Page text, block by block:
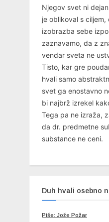
Njegov svet ni
je oblikoval s
izobrazba sebe
zaznavamo, da z
vendar sveta ne
Tisto, kar gre
hvali samo
svet ga enostavno
bi najbrž izrekel
Tega pa ne izraža,
da dr. predmetne
substance ne ceni.
Duh hvali osebno
Piše: Jože Požar